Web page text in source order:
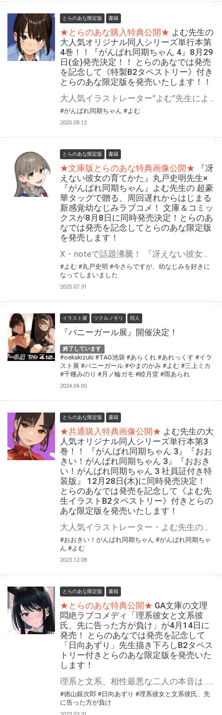
とらのあな限定版 書籍
★とらのあな購入特典公開★ よむ先生の
大人気オリジナル同人シリーズ単行本第
4巻！！『がんばれ同期ちゃん 4』8月29
日(金)発売決定！！ とらのあなでは発売
を記念して《特製B2タペストリー》付き
とらのあな限定版を発売いたします！！
大人気イラストレーター”よむ”先生によるWEBアニメ化もしたオリジナル連載作品『がんばれ同期ちゃん』待望のコミックス第4巻！ 『がんばれ同期ちゃん 4』が8月29日(金)に発売！！！ 今回もA5版判型の通常版に加え、B5版の大判バージョン『おおきい！がんばれ同期ちゃん 4』も画集レーベル GRAPHICTION BOOKSから登場！！ 前巻に引き続き、とらのあなでは発売を記念して《特製B2タペストリー》付きとらのあな限定版をご用意いたしました！！ とらのあな限定版は数量限定となりますので、お買い逃しのないよう、是非お求めください！
#がんばれ同期ちゃん #よむ
2025.08.12
とらのあな限定版 書籍
★文庫版とらのあな特典画像公開★
『冴
えない彼女の育てかた』丸戸史明先生×
『がんばれ同期ちゃん』よむ先生の 超豪
華タッグで贈る、周回遅れからはじまる
新感覚幼なじみラブコメ！ 文庫＆コミッ
クスが8月8日に同時発売決定！とらのあ
なでは発売を記念してとらのあな限定版
を発売します！
X・noteで話題沸騰！ 『冴えない彼女の育てかた』丸戸史明先生×『がんばれ同期ちゃん』よむ先生の 超豪華タッグで贈る、周回遅れからはじまる新感覚幼なじみラブコメ！ 文庫＆コミックスが8月8日（金）に同時発売決定！ とらのあなでは発売を記念してとらのあな限定版を発売します！ コミックスは「よむ」先生のイラストを使用したB2タペストリー、 文庫は「丸戸史明」先生書き下ろしSS入りの8P小冊子を予定しております。 是非この機会にお求めください！
#よむ #丸戸史明 #今さらですが、幼なじみを好きに
なってしまいました
2025.07.31
イラスト展 ツクルノモリ 同人
『バニーガール展』開催決定！
終了しています
#oekakizuki #TAG池袋 #あらくれ #あれっくす #イラ
スト展 #バニーガール #やまのかみ #よむ #三上ミカ
#千種みのり #月ノ輪ガモ #睦月堂 #雨あられ
2024.04.05
とらのあな限定版 書籍
★共通購入特典画像公開★ よむ先生の大
人気オリジナル同人シリーズ単行本第3
巻！！ 『がんばれ同期ちゃん 3』『おお
きい！がんばれ同期ちゃん 3』『おおき
い！がんばれ同期ちゃん 3 社員証付き特
装版』 12月28日(木)に同時発売決定！
とらのあなでは発売を記念して《よむ先
生イラストB2タペストリー》付きとらの
あな限定版を発売いたします！
大人気イラストレーター・よむ先生の『がんばれ同期ちゃん』シリーズ単行本化第3弾！！ 『がんばれ同期ちゃん 3』ジーオーティー・MeDu COMICSレーベルより12月28日(木)発売！！！ 今回もA5版判型の通常版に加え、B5版の大判バージョン『おおきい！がんばれ同期ちゃん 3』も画集レーベル GRAPHICTION BOOKSから登場！！ 前巻に引き続き、とらのあなでは発売を記念して《よむ先生イラストB2タペストリー》付きとらのあな限定版を発売いたします！ とらのあな限定版は数量限定となりますので是非お早めにお求めください！
#おおきい！がんばれ同期ちゃん #がんばれ同期ちゃ
ん #よむ
2023.12.08
とらのあな限定版 書籍
★とらのあな特典公開★ GA文庫の文理
悶絶ラブコメディ「理系彼女と文系彼
氏、先に告った方が負け」が4月14日に
発売！ とらのあなでは発売を記念して
「日向あずり」先生描き下ろしB2タペス
トリー付きとらのあな限定版を発売いた
します！
理系と文系、相性最悪な二人の本音は……両想い!? プライドが邪魔するハイスペック同士の文理悶絶ラブコメディ！ 「理系彼女と文系彼氏、先に告った方が負け」が4月14日に発売！ とらのあなでは発売を記念して「描き下ろしB2タペストリー」付きとらのあな限定版を発売いたします。 イラストは「日向あずり」先生の描き下ろしイラストです！ とらのあな限定版は数量限定となりますので是非お早めにお求めください！
#徳山銀次郎 #日向あずり #理系彼女と文系彼氏、先
に告った方が負け